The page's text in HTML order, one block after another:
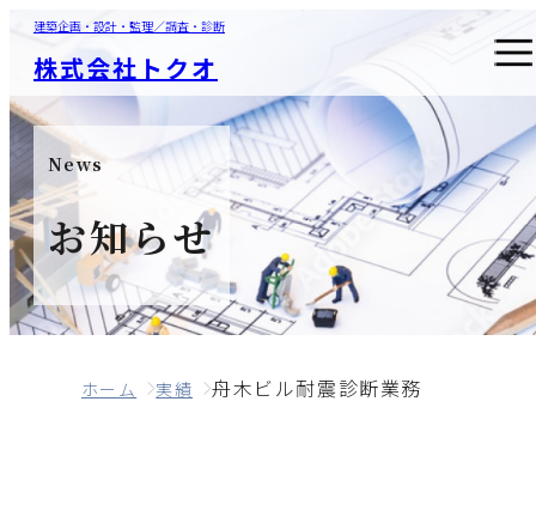
建築企画・設計・監理／調査・診断
株式会社トクオ
News
お知らせ
ホーム 実績 舟木ビル耐震診断業務